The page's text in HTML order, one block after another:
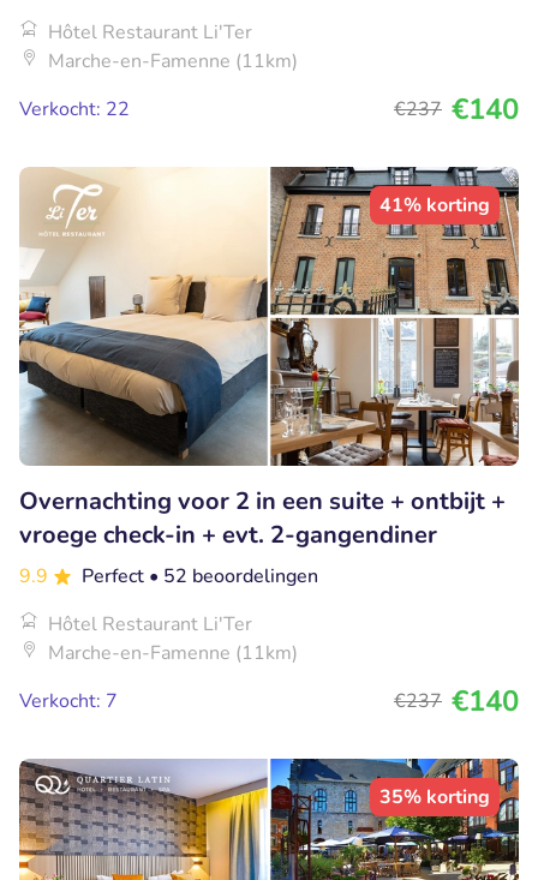
Hôtel Restaurant Li'Ter
Marche-en-Famenne (11km)
Verkocht: 22
€237 €140
41% korting
Overnachting voor 2 in een suite + ontbijt +
vroege check-in + evt. 2-gangendiner
9.9 Perfect • 52 beoordelingen
Hôtel Restaurant Li'Ter
Marche-en-Famenne (11km)
Verkocht: 7
€237 €140
35% korting